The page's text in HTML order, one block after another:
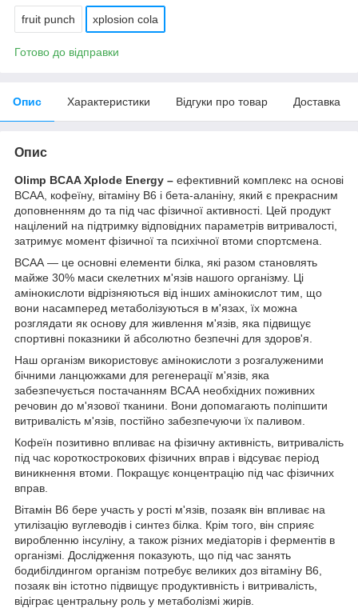
fruit punch xplosion cola
Готово до відправки
Опис Характеристики Відгуки про товар Доставка
Опис
Olimp BCAA Xplode Energy – ефективний комплекс на основі
ВСАА, кофеїну, вітаміну B6 і бета-аланіну, який є прекрасним
доповненням до та під час фізичної активності. Цей продукт
націлений на підтримку відповідних параметрів витривалості,
затримує момент фізичної та психічної втоми спортсмена.
ВСАА — це основні елементи білка, які разом становлять
майже 30% маси скелетних м'язів нашого організму. Ці
амінокислоти відрізняються від інших амінокислот тим, що
вони насамперед метаболізуються в м'язах, їх можна
розглядати як основу для живлення м'язів, яка підвищує
спортивні показники й абсолютно безпечні для здоров'я.
Наш організм використовує амінокислоти з розгалуженими
бічними ланцюжками для регенерації м'язів, яка
забезпечується постачанням ВСАА необхідних поживних
речовин до м'язової тканини. Вони допомагають поліпшити
витривалість м'язів, постійно забезпечуючи їх паливом.
Кофеїн позитивно впливає на фізичну активність, витривалість
під час короткострокових фізичних вправ і відсуває період
виникнення втоми. Покращує концентрацію під час фізичних
вправ.
Вітамін B6 бере участь у рості м'язів, позаяк він впливає на
утилізацію вуглеводів і синтез білка. Крім того, він сприяє
виробленню інсуліну, а також різних медіаторів і ферментів в
організмі. Дослідження показують, що під час занять
бодибілдингом організм потребує великих доз вітаміну B6,
позаяк він істотно підвищує продуктивність і витривалість,
відіграє центральну роль у метаболізмі жирів.